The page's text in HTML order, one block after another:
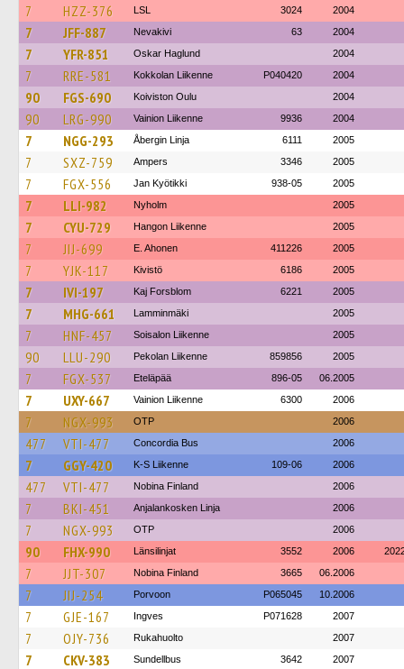
7 HZZ-376 LSL 3024 2004
7 JFF-887 Nevakivi 63 2004
7 YFR-851 Oskar Haglund 2004
7 RRE-581 Kokkolan Liikenne P040420 2004
90 FGS-690 Koiviston Oulu 2004
90 LRG-990 Vainion Liikenne 9936 2004
7 NGG-293 Åbergin Linja 6111 2005
7 SXZ-759 Ampers 3346 2005
7 FGX-556 Jan Kyötikki 938-05 2005
7 LLI-982 Nyholm 2005
7 CYU-729 Hangon Liikenne 2005
7 JIJ-699 E. Ahonen 411226 2005
7 YJK-117 Kivistö 6186 2005
7 IVI-197 Kaj Forsblom 6221 2005
7 MHG-661 Lamminmäki 2005
7 HNF-457 Soisalon Liikenne 2005
90 LLU-290 Pekolan Liikenne 859856 2005
7 FGX-537 Eteläpää 896-05 06.2005
7 UXY-667 Vainion Liikenne 6300 2006
7 NGX-993 OTP 2006
477 VTI-477 Concordia Bus 2006
7 GGY-420 K-S Liikenne 109-06 2006
477 VTI-477 Nobina Finland 2006
7 BKI-451 Anjalankosken Linja 2006
7 NGX-993 OTP 2006
90 FHX-990 Länsilinjat 3552 2006
7 JJT-307 Nobina Finland 3665 06.2006
7 JIJ-254 Porvoon P065045 10.2006
7 GJE-167 Ingves P071628 2007
7 OJY-736 Rukahuolto 2007
7 CKV-383 Sundellbus 3642 2007